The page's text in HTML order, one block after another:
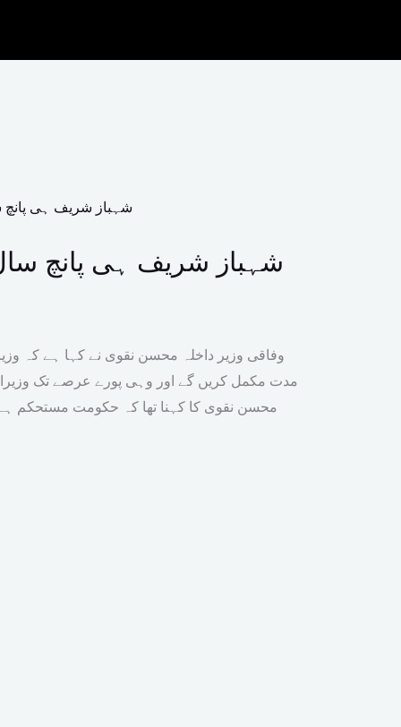
شہباز شریف ہی پانچ
وفاقی وزیر داخلہ محسن نقوی نے کہا ہے کہ
مدت مکمل کریں گے اور وہی پورے عرصے تک
محسن نقوی کا کہنا تھا کہ حکومت مستحکم ہے